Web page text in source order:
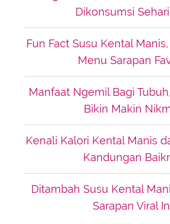
Dikonsumsi
Fun Fact Susu Kental
Menu Sarapan
Manfaat Ngemil Bagi
Bikin Makin
Kenali Kalori Kental Manis
Kandungan
Ditambah Susu Kental
Sarapan Viral